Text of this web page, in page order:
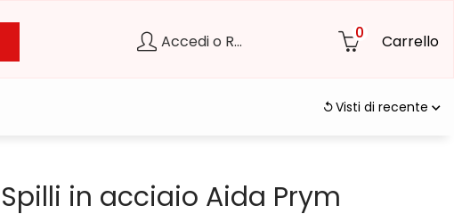
Accedi o Registrati 0 Carrello
Visti di recente
Spilli in acciaio Aida Prym